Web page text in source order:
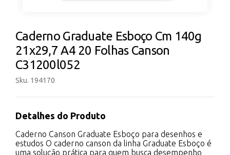
Caderno Graduate Esboço Cm 140g
21x29,7 A4 20 Folhas Canson
C31200l052
Sku. 194170
Detalhes do Produto
Caderno Canson Graduate Esboço para desenhos e
estudos O caderno canson da linha Graduate Esboço é
uma solução prática para quem busca desempenho